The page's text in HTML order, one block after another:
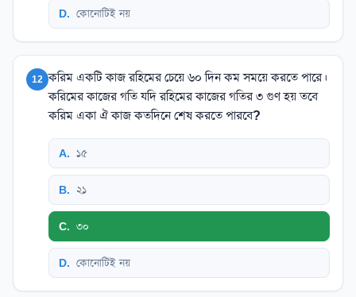
D. কোনোটিই নয়
12 করিম একটি কাজ রহিমের চেয়ে ৬০ দিন কম সময়ে করতে পারে।
করিমের কাজের গতি যদি রহিমের কাজের গতির ৩ গুণ হয় তবে
করিম একা ঐ কাজ কতদিনে শেষ করতে পারবে?
A. ১৫
B. ২১
C. ৩০
D. কোনোটিই নয়